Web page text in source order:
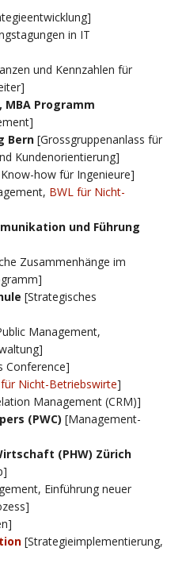
in IT
und Kennzahlen für
MBA Programm
Bern [Grossgruppenanlass für
Kundenorientierung]
how für Ingenieure]
BWL für Nicht-
und Führung
Zusammenhänge im
[Strategisches
Management,
Conference]
Nicht-Betriebswirte]
Management (CRM)]
(PWC) [Management-
(PHW) Zürich
Einführung neuer
[Strategieimplementierung,